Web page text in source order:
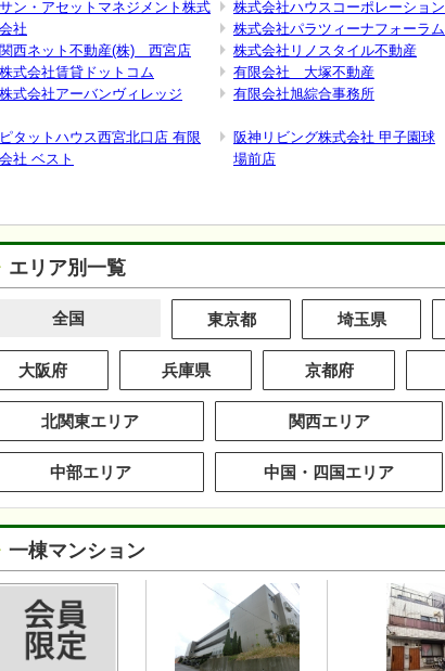
サン・アセットマネジメント株式
会社
株式会社ハウスコーポレーション
株式会社パラツィーナフォーラム
関西ネット不動産(株) 西宮店
株式会社リノスタイル不動産
株式会社賃貸ドットコム
有限会社 大塚不動産
株式会社アーバンヴィレッジ
有限会社旭綜合事務所
ピタットハウス西宮北口店 有限
会社 ベスト
阪神リビング株式会社 甲子園球
場前店
エリア別一覧
全国 東京都 埼玉県
大阪府 兵庫県 京都府
北関東エリア 関西エリア
中部エリア 中国・四国エリア
一棟マンション